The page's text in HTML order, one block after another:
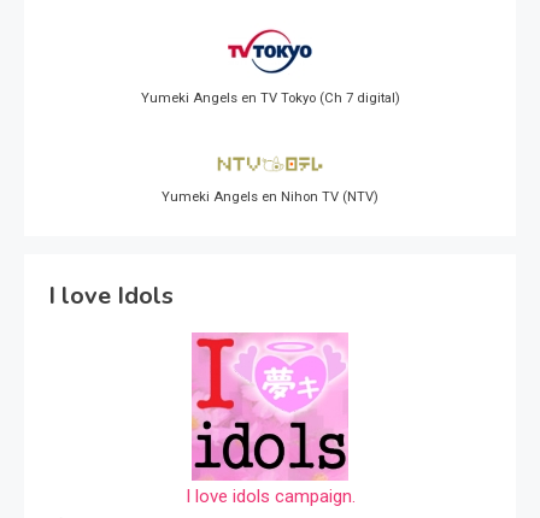
Yumeki Angels en TV Tokyo (Ch 7 digital)
Yumeki Angels en Nihon TV (NTV)
I love Idols
I love idols campaign.